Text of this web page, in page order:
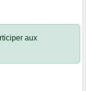
aux